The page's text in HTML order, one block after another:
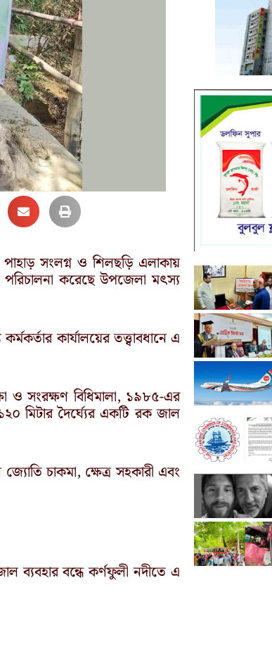
পাহাড় সংলগ্ন ও শিলছড়ি এলাকায়
করেছে উপজেলা মৎস্য
কার্যালয়ের তত্ত্বাবধানে এ
সংরক্ষণ বিধিমালা, ১৯৮৫-এর
মিটার দৈর্ঘ্যের একটি রক জাল
চাকমা, ক্ষেত্র সহকারী এবং
ব্যবহার বন্ধে কর্ণফুলী নদীতে এ